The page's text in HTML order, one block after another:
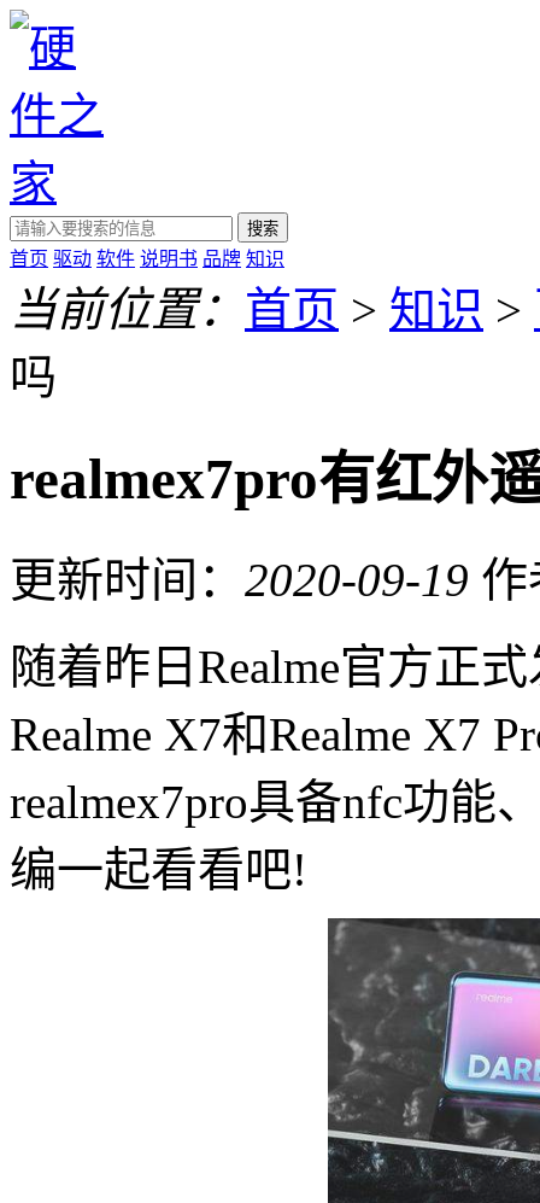
搜索
首页 驱动 软件 说明书 品牌 知识
当前位置： 首页 > 知识 >
吗
realmex7pro有红外
更新时间： 2020-09-19 作
随着昨日Realme官方正
Realme X7和Realme X7
realmex7pro具备nfc功能
编一起看看吧!